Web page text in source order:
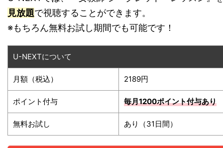
見放題で視聴することができます。
※もちろん無料お試し期間でも可能です！
U-NEXTについて
月額（税込） 2189円
ポイント付与 毎月1200ポイント付与あり
無料お試し あり（31日間）